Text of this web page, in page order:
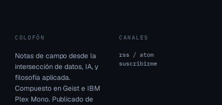
COLOFÓN
Notas de campo desde la
intersección de datos, IA, y
filosofía aplicada.
Compuesto en Geist e IBM
Plex Mono. Publicado de
CANALES
rss / atom
suscribirme